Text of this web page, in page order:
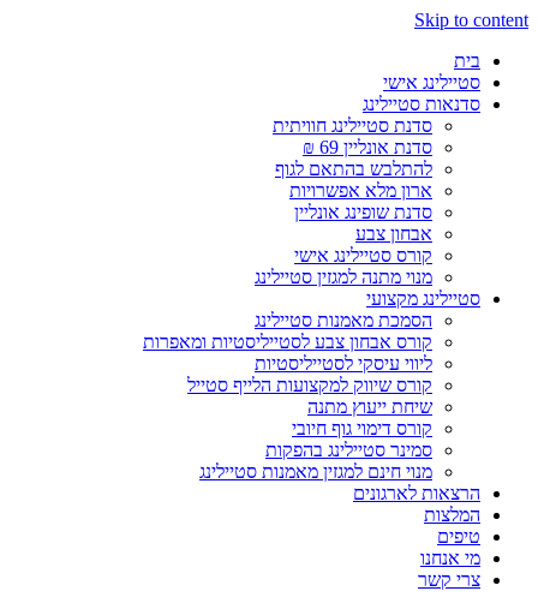
Skip to content
בית
סטיילינג אישי
סדנאות סטיילינג
סדנת סטיילינג חוויתית
סדנת אונליין 69 ₪
להתלבש בהתאם לגוף
ארון מלא אפשרויות
סדנת שופינג אונליין
אבחון צבע
קורס סטיילינג אישי
מנוי מתנה למגזין סטיילינג
סטיילינג מקצועי
הסמכת מאמנות סטיילינג
קורס אבחון צבע לסטייליסטיות ומאפרות
ליווי עיסקי לסטייליסטיות
קורס שיווק למקצועות הלייף סטייל
שיחת ייעוץ מתנה
קורס דימוי גוף חיובי
סמינר סטיילינג בהפקות
מנוי חינם למגזין מאמנות סטיילינג
הרצאות לארגונים
המלצות
טיפים
מי אנחנו
צרי קשר